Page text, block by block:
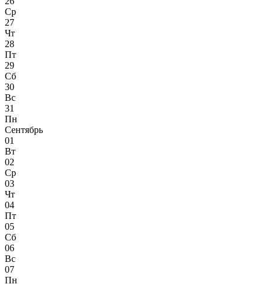
Ср
27
Чт
28
Пт
29
Сб
30
Вс
31
Пн
Сентябрь
01
Вт
02
Ср
03
Чт
04
Пт
05
Сб
06
Вс
07
Пн